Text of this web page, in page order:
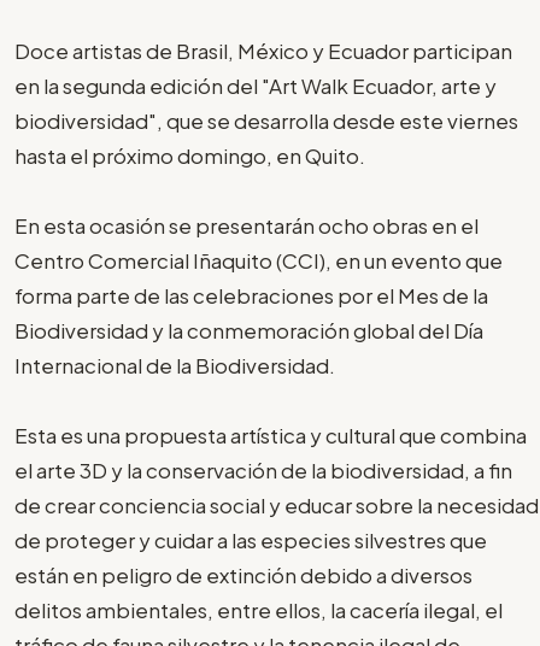
Doce artistas de Brasil, México y Ecuador participan
en la segunda edición del "Art Walk Ecuador, arte y
biodiversidad", que se desarrolla desde este viernes
hasta el próximo domingo, en Quito.
En esta ocasión se presentarán ocho obras en el
Centro Comercial Iñaquito (CCI), en un evento que
forma parte de las celebraciones por el Mes de la
Biodiversidad y la conmemoración global del Día
Internacional de la Biodiversidad.
Esta es una propuesta artística y cultural que combina
el arte 3D y la conservación de la biodiversidad, a fin
de crear conciencia social y educar sobre la necesidad
de proteger y cuidar a las especies silvestres que
están en peligro de extinción debido a diversos
delitos ambientales, entre ellos, la cacería ilegal, el